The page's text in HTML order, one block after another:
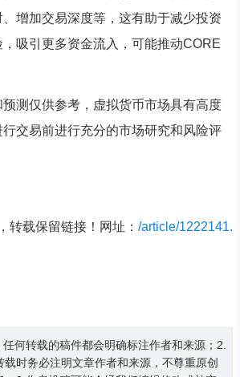
增加交易深度等，这有助于减少投资
吸引更多资金流入，可能推动CORE
测仅供参考，虚拟货币市场具有高度
交易前进行充分的市场研究和风险评
转载保留链接！网址： /article/1222141.
何转载的稿件都会明确标注作者和来源；2.
时务必注明文章作者和来源，不尊重原创